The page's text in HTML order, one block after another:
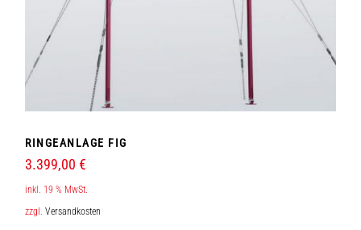
RINGEANLAGE FIG
3.399,00 €
inkl. 19 % MwSt.
zzgl.Versandkosten